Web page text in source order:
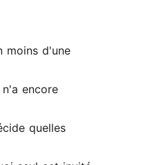
moins d'une
encore
quelles